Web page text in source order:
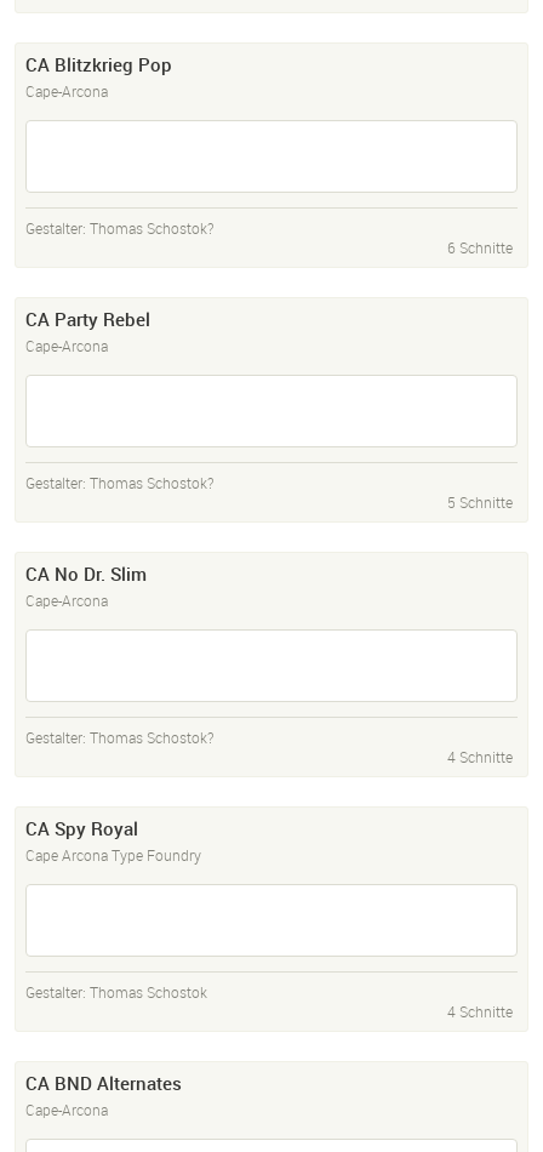
CA Blitzkrieg Pop
Cape-Arcona
Gestalter: Thomas Schostok?
6 Schnitte
CA Party Rebel
Cape-Arcona
Gestalter: Thomas Schostok?
5 Schnitte
CA No Dr. Slim
Cape-Arcona
Gestalter: Thomas Schostok?
4 Schnitte
CA Spy Royal
Cape Arcona Type Foundry
Gestalter: Thomas Schostok
4 Schnitte
CA BND Alternates
Cape-Arcona